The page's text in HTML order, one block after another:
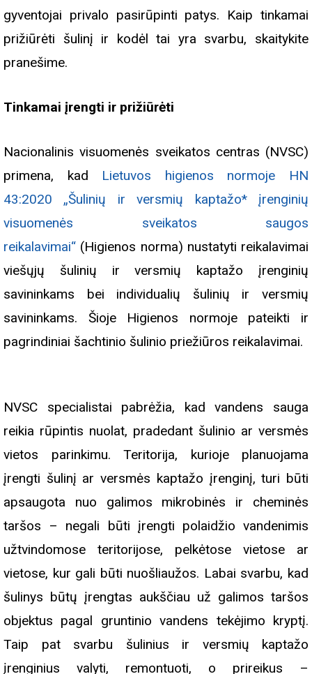
gyventojai privalo pasirūpinti patys. Kaip tinkamai
prižiūrėti šulinį ir kodėl tai yra svarbu, skaitykite
pranešime.
Tinkamai įrengti ir prižiūrėti
Nacionalinis visuomenės sveikatos centras (NVSC)
primena, kad
Lietuvos higienos normoje HN
43:2020 „Šulinių ir versmių kaptažo* įrenginių
visuomenės sveikatos saugos
reikalavimai“ (Higienos norma) nustatyti reikalavimai
viešųjų šulinių ir versmių kaptažo įrenginių
savininkams bei individualių šulinių ir versmių
savininkams. Šioje Higienos normoje pateikti ir
pagrindiniai šachtinio šulinio priežiūros reikalavimai.
NVSC specialistai pabrėžia, kad vandens sauga
reikia rūpintis nuolat, pradedant šulinio ar versmės
vietos parinkimu. Teritorija, kurioje planuojama
įrengti šulinį ar versmės kaptažo įrenginį, turi būti
apsaugota nuo galimos mikrobinės ir cheminės
taršos – negali būti įrengti polaidžio vandenimis
užtvindomose teritorijose, pelkėtose vietose ar
vietose, kur gali būti nuošliaužos. Labai svarbu, kad
šulinys būtų įrengtas aukščiau už galimos taršos
objektus pagal gruntinio vandens tekėjimo kryptį.
Taip pat svarbu šulinius ir versmių kaptažo
įrenginius valyti, remontuoti, o prireikus –